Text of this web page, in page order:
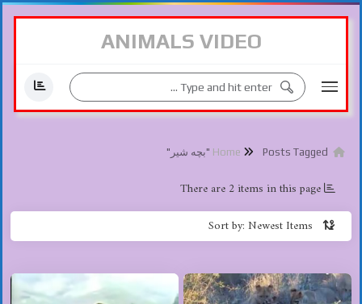
ANIMALS VIDEO
Posts Tagged "بچه شیر"
Sort by: Newest Items
There are 2 items in this page